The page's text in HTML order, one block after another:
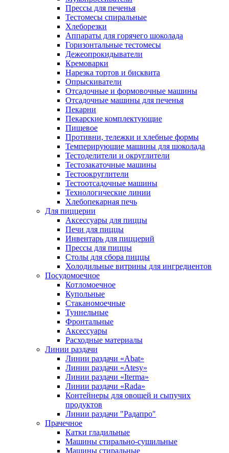
Прессы для печенья
Тестомесы спиральные
Хлеборезки
Аппараты для горячего шоколада
Горизонтальные тестомесы
Дежеопрокидыватели
Кремоварки
Нарезка тортов и бисквита
Опрыскиватели
Отсадочные и формовочные машины
Отсадочные машины для печенья
Пекарни
Пекарские комплектующие
Пищевое
Противни, тележки и хлебные формы
Темперирующие машины для шоколада
Тестоделители и округлители
Тестозакаточные машины
Тестоокруглители
Тестоотсадочные машины
Технологические линии
Хлебопекарная печь
Для пиццерии
Аксессуары для пиццы
Печи для пиццы
Инвентарь для пиццерий
Прессы для пиццы
Столы для сбора пиццы
Холодильные витрины для ингредиентов
Посудомоечное
Котломоечное
Купольные
Стаканомоечные
Туннельные
Фронтальные
Аксессуары
Расходные материалы
Линии раздачи
Линии раздачи «Abat»
Линии раздачи «Atesy»
Линии раздачи «Iterma»
Линии раздачи «Rada»
Контейнеры для овощей и сыпучих
продуктов
Линии раздачи "Радапро"
Прачечное
Катки гладильные
Машины стирально-сушильные
Машины стиральные